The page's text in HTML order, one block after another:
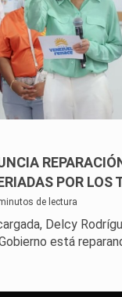
POR LOS
de lectura
Delcy
está